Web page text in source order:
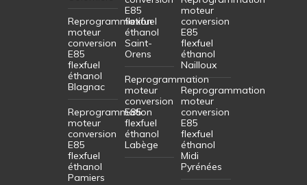
Reprogrammation
moteur
conversion
E85
flexfuel
éthanol
Blagnac
Reprogrammation
moteur
conversion
E85
flexfuel
éthanol
Pamiers
E85
flexfuel
éthanol
Saint-
Orens
Reprogrammation
moteur
conversion
E85
flexfuel
éthanol
Labège
moteur
conversion
E85
flexfuel
éthanol
Nailloux
Reprogrammation
moteur
conversion
E85
flexfuel
éthanol
Midi
Pyrénées